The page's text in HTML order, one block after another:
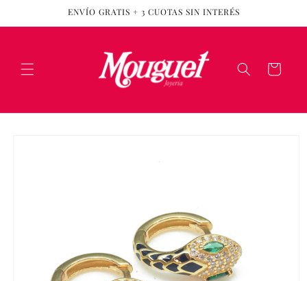
directamente
al contenido
ENVÍO GRATIS + 3 CUOTAS SIN INTERÉS
Carrito